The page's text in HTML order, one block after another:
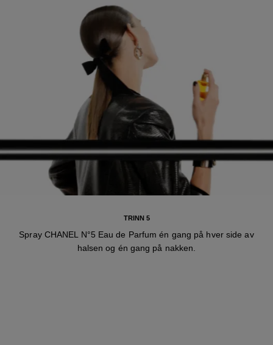
TRINN 5
Spray CHANEL N°5 Eau de Parfum én gang på hver side av
halsen og én gang på nakken.